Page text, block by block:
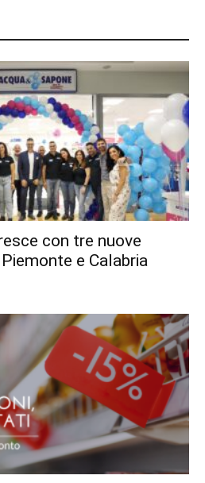
con tre nuove
e Calabria